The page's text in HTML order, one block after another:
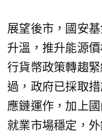
展望後市，國安
升溫，推升能源
行貨幣政策轉趨
過，政府已採取
應鏈運作，加上
就業市場穩定，